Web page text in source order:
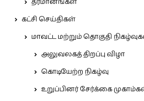
கட்சி செய்திகள்
மாவட்ட மற்றும் தொகுதி
அலுவலகத் திறப்பு விழா
கொடியேற்ற நிகழ்வு
உறுப்பினர் சேர்க்கை